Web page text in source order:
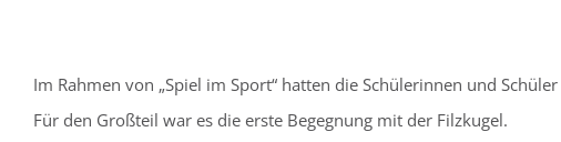
Im Rahmen von „Spiel im Sport“ hatten die Schülerinnen und
Für den Großteil war es die erste Begegnung mit der Filzkugel.